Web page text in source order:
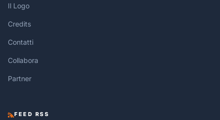
Il Logo
Credits
Contatti
Collabora
Partner
FEED RSS